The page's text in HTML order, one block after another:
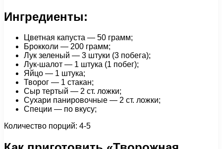
Ингредиенты:
Цветная капуста — 50 грамм;
Брокколи — 200 грамм;
Лук зеленый — 3 штуки (3 побега);
Лук-шалот — 1 штука (1 побег);
Яйцо — 1 штука;
Творог — 1 стакан;
Сыр тертый — 2 ст. ложки;
Сухари панировочные — 2 ст. ложки;
Специи — по вкусу;
Количество порций: 4-5